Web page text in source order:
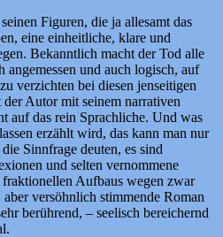
Figuren, die ja allesamt das
eine einheitliche, klare und
Bekanntlich macht der Tod alle
angemessen und auch logisch, auf
verzichten bei diesen jenseitigen
Autor mit seinem narrativen
auf das rein Sprachliche. Und was
erzählt wird, das kann man nur
Sinnfrage deuten, es sind
und selten vernommene
Aufbaus wegen zwar
versöhnlich stimmende Roman
berührend, – seelisch bereichernd